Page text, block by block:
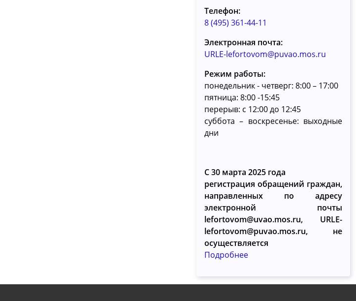
Телефон:
8 (495) 361-44-11
Электронная почта:
URLE-lefortovom@puvao.mos.ru
Режим работы:
понедельник - четверг: 8:00 – 17:00
пятница: 8:00 -15:45
перерыв: с 12:00 до 12:45
суббота – воскресенье: выходные
дни
С 30 марта 2025 года
регистрация обращений граждан,
направленных по адресу
электронной почты
lefortovom@uvao.mos.ru, URLE-
lefortovom@puvao.mos.ru, не
осуществляется
Подробнее